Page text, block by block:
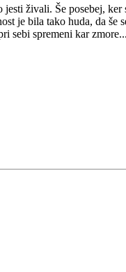
živali. Še posebej,
je bila tako huda, da še
sebi spremeni kar